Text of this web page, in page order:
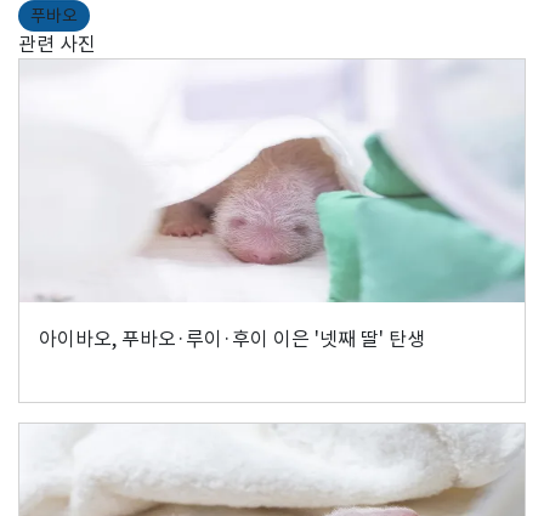
푸바오
관련 사진
아이바오, 푸바오·루이·후이 이은 '넷째 딸' 탄생